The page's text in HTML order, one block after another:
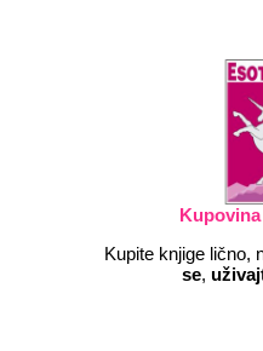
Kupite knjige lično,
se,